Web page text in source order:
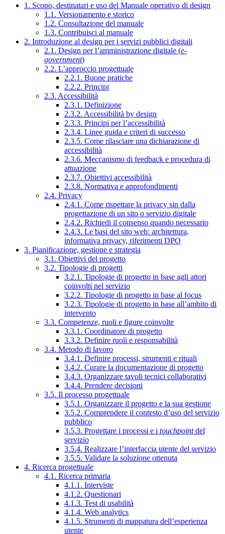
1. Scopo, destinatari e uso del Manuale operativo di design
1.1. Versionamento e storico
1.2. Consultazione del manuale
1.3. Contribuisci al manuale
2. Introduzione al design per i servizi pubblici digitali
2.1. Design per l’amministrazione digitale (e-
government)
2.2. L’approccio progettuale
2.2.1. Buone pratiche
2.2.2. Principi
2.3. Accessibilità
2.3.1. Definizione
2.3.2. Accessibilità by design
2.3.3. Principi per l’accessibilità
2.3.4. Linee guida e criteri di successo
2.3.5. Come rilasciare una dichiarazione di
accessibilità
2.3.6. Meccanismo di feedback e procedura di
attuazione
2.3.7. Obiettivi accessibilità
2.3.8. Normativa e approfondimenti
2.4. Privacy
2.4.1. Come rispettare la privacy sin dalla
progettazione di un sito o servizio digitale
2.4.2. Richiedi il consenso quando necessario
2.4.3. Le basi del sito web: architettura,
informativa privacy, riferimenti DPO
3. Pianificazione, gestione e strategia
3.1. Obiettivi del progetto
3.2. Tipologie di progetti
3.2.1. Tipologie di progetto in base agli attori
coinvolti nel servizio
3.2.2. Tipologie di progetto in base al focus
3.2.3. Tipologie di progetto in base all’ambito di
intervento
3.3. Competenze, ruoli e figure coinvolte
3.3.1. Coordinatore di progetto
3.3.2. Definire ruoli e responsabilità
3.4. Metodo di lavoro
3.4.1. Definire processi, strumenti e rituali
3.4.2. Curare la documentazione di progetto
3.4.3. Organizzare tavoli tecnici collaborativi
3.4.4. Prendere decisioni
3.5. Il processo progettuale
3.5.1. Organizzare il progetto e la sua gestione
3.5.2. Comprendere il contesto d’uso del servizio
pubblico
3.5.3. Progettare i processi e i touchpointdel
servizio
3.5.4. Realizzare l’interfaccia utente del servizio
3.5.5. Validare la soluzione ottenuta
4. Ricerca progettuale
4.1. Ricerca primaria
4.1.1. Interviste
4.1.2. Questionari
4.1.3. Test di usabilità
4.1.4. Web analytics
4.1.5. Strumenti di mappatura dell’esperienza
utente